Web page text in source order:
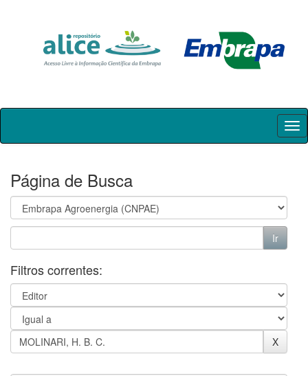
Skip
Página de Busca
Filtros correntes: